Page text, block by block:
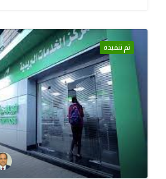
تم تنفيذه